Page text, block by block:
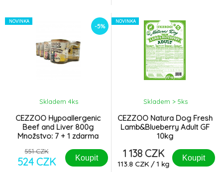
NOVINKA
-5%
CEZZOO Hypoallergenic
Beef and Liver 800g
Množstvo: 7 + 1 zdarma
Skladem 4ks
551 CZK
524 CZK Koupit
NOVINKA
CEZZOO Natura Dog Fresh
Lamb&Blueberry Adult GF
10kg
Skladem > 5ks
1 138 CZK
113.8 CZK / 1 kg
Koupit